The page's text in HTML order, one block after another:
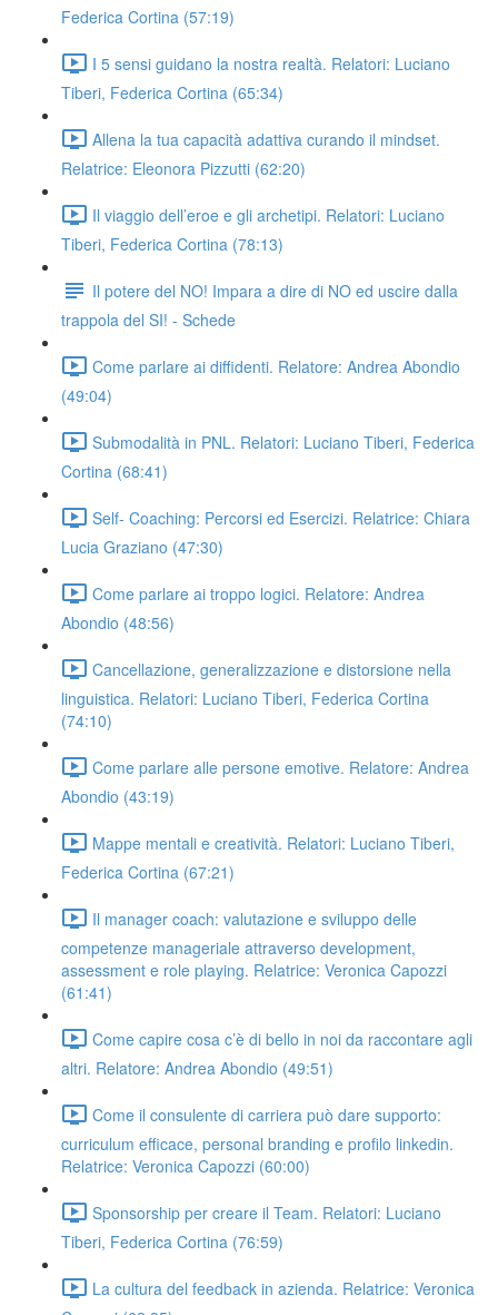
Federica Cortina (57:19)
I 5 sensi guidano la nostra realtà. Relatori: Luciano
Tiberi, Federica Cortina (65:34)
Allena la tua capacità adattiva curando il mindset.
Relatrice: Eleonora Pizzutti (62:20)
Il viaggio dell’eroe e gli archetipi. Relatori: Luciano
Tiberi, Federica Cortina (78:13)
Il potere del NO! Impara a dire di NO ed uscire dalla
trappola del SI! - Schede
Come parlare ai diffidenti. Relatore: Andrea Abondio
(49:04)
Submodalità in PNL. Relatori: Luciano Tiberi, Federica
Cortina (68:41)
Self- Coaching: Percorsi ed Esercizi. Relatrice: Chiara
Lucia Graziano (47:30)
Come parlare ai troppo logici. Relatore: Andrea
Abondio (48:56)
Cancellazione, generalizzazione e distorsione nella
linguistica. Relatori: Luciano Tiberi, Federica Cortina
(74:10)
Come parlare alle persone emotive. Relatore: Andrea
Abondio (43:19)
Mappe mentali e creatività. Relatori: Luciano Tiberi,
Federica Cortina (67:21)
Il manager coach: valutazione e sviluppo delle
competenze manageriale attraverso development,
assessment e role playing. Relatrice: Veronica Capozzi
(61:41)
Come capire cosa c’è di bello in noi da raccontare agli
altri. Relatore: Andrea Abondio (49:51)
Come il consulente di carriera può dare supporto:
curriculum efficace, personal branding e profilo linkedin.
Relatrice: Veronica Capozzi (60:00)
Sponsorship per creare il Team. Relatori: Luciano
Tiberi, Federica Cortina (76:59)
La cultura del feedback in azienda. Relatrice: Veronica